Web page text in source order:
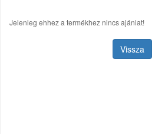
Jelenleg ehhez a termékhez nincs ajánlat!
Vissza